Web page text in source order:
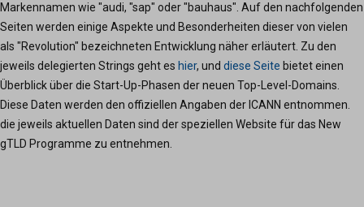
Markennamen wie "audi, "sap" oder "bauhaus". Auf den nachfolgenden
Seiten werden einige Aspekte und Besonderheiten dieser von vielen
als "Revolution" bezeichneten Entwicklung näher erläutert. Zu den
jeweils delegierten Strings geht es hier, und diese Seite bietet einen
Überblick über die Start-Up-Phasen der neuen Top-Level-Domains.
Diese Daten werden den offiziellen Angaben der ICANN entnommen.
die jeweils aktuellen Daten sind der speziellen Website für das New
gTLD Programme zu entnehmen.